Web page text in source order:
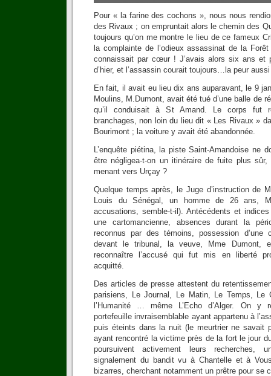
Pour « la farine des cochons », nous nous
des Rivaux ; on empruntait alors le chemin des
toujours qu’on me montre le lieu de ce fameux
la complainte de l’odieux assassinat de la
connaissait par cœur ! J’avais alors six ans et
d’hier, et l’assassin courait toujours…la peur
En fait, il avait eu lieu dix ans auparavant, le 9
Moulins, M.Dumont, avait été tué d’une balle de
qu’il conduisait à St Amand. Le corps fut
branchages, non loin du lieu dit « Les Rivaux »
Bourimont ; la voiture y avait été abandonnée.
L’enquête piétina, la piste Saint-Amandoise ne
être négligea-t-on un itinéraire de fuite plus
menant vers Urçay ?
Quelque temps après, le Juge d’instruction de
Louis du Sénégal, un homme de 26 ans,
accusations, semble-t-il). Antécédents et
une cartomancienne, absences durant la
reconnus par des témoins, possession
devant le tribunal, la veuve, Mme Dumont,
reconnaître l’accusé qui fut mis en liberté
acquitté.
Des articles de presse attestent du
parisiens, Le Journal, Le Matin, Le Temps, Le
l’Humanité … même L’Echo d’Alger. On y
portefeuille invraisemblable ayant appartenu à
puis éteints dans la nuit (le meurtrier ne savait
ayant rencontré la victime près de la fort le jour
poursuivent activement leurs recherches,
signalement du bandit vu à Chantelle et à
bizarres, cherchant notamment un prêtre pour se